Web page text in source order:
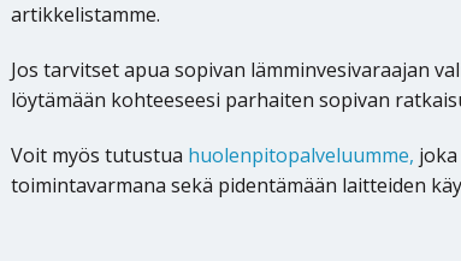
artikkelistamme.
Jos tarvitset apua sopivan lämminvesivaraajan
löytämään kohteeseesi parhaiten sopivan
Voit myös tutustua huolenpitopalveluumme,
toimintavarmana sekä pidentämään laitteiden